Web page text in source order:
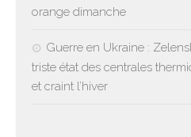
orange dimanche
Guerre en Ukraine :
triste état des centrales
et craint l’hiver